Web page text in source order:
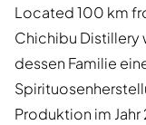
Located 100 km
Chichibu Distillery
dessen Familie
Produktion im